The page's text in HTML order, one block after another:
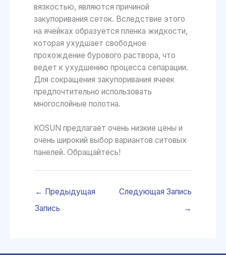
вязкостью, являются причиной
закупоривания сеток. Вследствие этого
на ячейках образуется пленка жидкости,
которая ухудшает свободное
прохождение бурового раствора, что
ведет к ухудшению процесса сепарации.
Для сокращения закупоривания ячеек
предпочтительно использовать
многослойные полотна.
KOSUN предлагает очень низкие цены и
очень широкий выбор вариантов ситовых
панелей. Обращайтесь!
← Предыдущая
Запись
Следующая Запись
→